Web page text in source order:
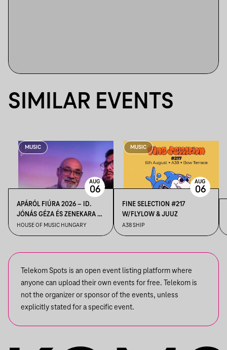
SIMILAR EVENTS
MUSIC
APÁRÓL FIÚRA 2026 – ID.
JÓNÁS GÉZA ÉS ZENEKARA &
IFJ. JÓNÁS GÉZA ÉS
ZENEKARA, VENDÉG: ROBY
HOUSE OF MUSIC HUNGARY
AUG
06
MUSIC
FINE SELECTION #217
W/FLYLOW & JUUZ
A38 SHIP
AUG
06
Telekom Spots is an open event listing platform where
anyone can upload their own events for free. Telekom is
not the organizer or sponsor of the events, unless
explicitly stated for a specific event.